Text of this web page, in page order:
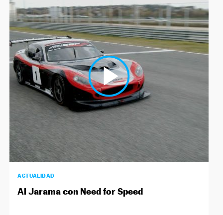
ACTUALIDAD
Al Jarama con Need for Speed